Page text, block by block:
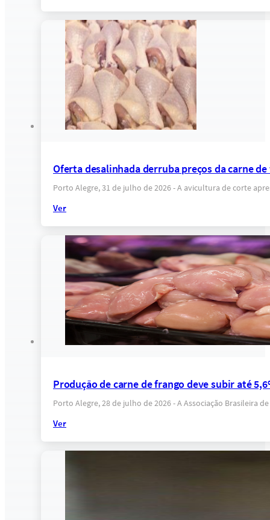
Oferta desalinhada derruba preços da carne
Porto Alegre, 31 de julho de 2026 - A avicultura de corte
Ver
Produção de carne de frango deve subir até
Porto Alegre, 28 de julho de 2026 - A Associação Brasileira
Ver